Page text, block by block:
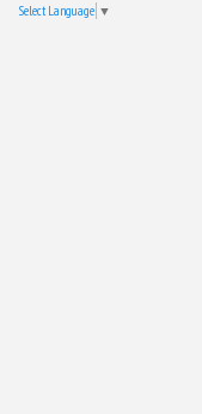
Select Language ▼